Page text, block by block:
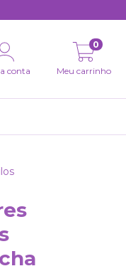
conta Meu carrinho
0